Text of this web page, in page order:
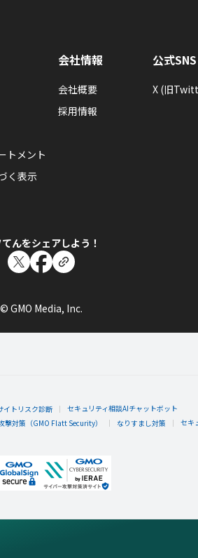
トメント
く表示
会社情報
会社概要
採用情報
公式SNS
X (旧
んをシェアしよう！
© GMO Media, Inc.
イトリスク診断
セキュリティ相談AIチャットボット
撃対策（GMO Flatt Security） なりすまし対策 セキ